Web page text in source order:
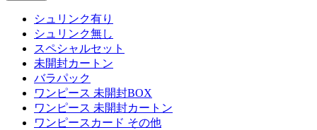
シュリンク有り
シュリンク無し
スペシャルセット
未開封カートン
バラパック
ワンピース 未開封BOX
ワンピース 未開封カートン
ワンピースカード その他